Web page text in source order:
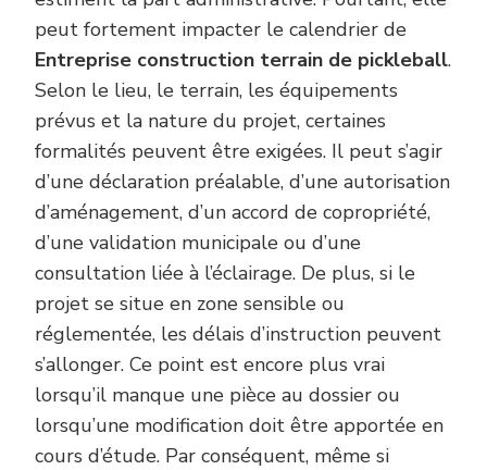
peut fortement impacter le calendrier de
Entreprise construction terrain de pickleball.
Selon le lieu, le terrain, les équipements
prévus et la nature du projet, certaines
formalités peuvent être exigées. Il peut s’agir
d’une déclaration préalable, d’une autorisation
d’aménagement, d’un accord de copropriété,
d’une validation municipale ou d’une
consultation liée à l’éclairage. De plus, si le
projet se situe en zone sensible ou
réglementée, les délais d’instruction peuvent
s’allonger. Ce point est encore plus vrai
lorsqu’il manque une pièce au dossier ou
lorsqu’une modification doit être apportée en
cours d’étude. Par conséquent, même si